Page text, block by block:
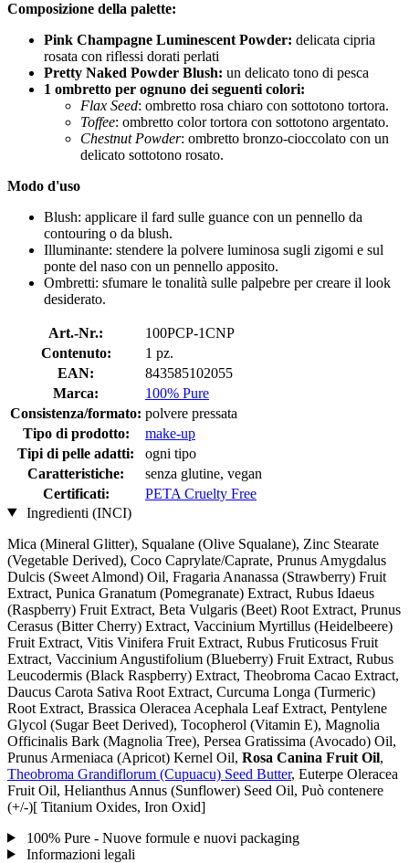
Composizione della palette:
Pink Champagne Luminescent Powder: delicata cipria
rosata con riflessi dorati perlati
Pretty Naked Powder Blush: un delicato tono di pesca
1 ombretto per ognuno dei seguenti colori:
Flax Seed: ombretto rosa chiaro con sottotono tortora.
Toffee: ombretto color tortora con sottotono argentato.
Chestnut Powder: ombretto bronzo-cioccolato con un
delicato sottotono rosato.
Modo d'uso
Blush: applicare il fard sulle guance con un pennello da
contouring o da blush.
Illuminante: stendere la polvere luminosa sugli zigomi e sul
ponte del naso con un pennello apposito.
Ombretti: sfumare le tonalità sulle palpebre per creare il look
desiderato.
Art.-Nr.:
100PCP-1CNP
Contenuto:
1 pz.
EAN:
843585102055
Marca:
100% Pure
Consistenza/formato: polvere pressata
Tipo di prodotto:
make-up
Tipi di pelle adatti:
ogni tipo
Caratteristiche:
senza glutine, vegan
Certificati:
PETA Cruelty Free
Ingredienti (INCI)
Mica (Mineral Glitter), Squalane (Olive Squalane), Zinc Stearate
(Vegetable Derived), Coco Caprylate/Caprate, Prunus Amygdalus
Dulcis (Sweet Almond) Oil, Fragaria Ananassa (Strawberry) Fruit
Extract, Punica Granatum (Pomegranate) Extract, Rubus Idaeus
(Raspberry) Fruit Extract, Beta Vulgaris (Beet) Root Extract, Prunus
Cerasus (Bitter Cherry) Extract, Vaccinium Myrtillus (Heidelbeere)
Fruit Extract, Vitis Vinifera Fruit Extract, Rubus Fruticosus Fruit
Extract, Vaccinium Angustifolium (Blueberry) Fruit Extract, Rubus
Leucodermis (Black Raspberry) Extract, Theobroma Cacao Extract,
Daucus Carota Sativa Root Extract, Curcuma Longa (Turmeric)
Root Extract, Brassica Oleracea Acephala Leaf Extract, Pentylene
Glycol (Sugar Beet Derived), Tocopherol (Vitamin E), Magnolia
Officinalis Bark (Magnolia Tree), Persea Gratissima (Avocado) Oil,
Prunus Armeniaca (Apricot) Kernel Oil, Rosa Canina Fruit Oil,
Theobroma Grandiflorum (Cupuacu) Seed Butter, Euterpe Oleracea
Fruit Oil, Helianthus Annus (Sunflower) Seed Oil, Può contenere
(+/-)[ Titanium Oxides, Iron Oxid]
100% Pure - Nuove formule e nuovi packaging
Informazioni legali